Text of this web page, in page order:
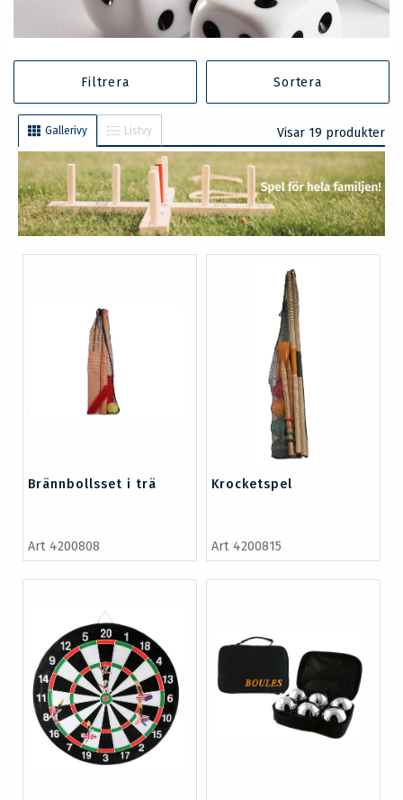
Filtrera Sortera
Gallerivy Listvy Visar 19 produkter
Brännbollsset i trä
Art 4200808
Krocketspel
Art 4200815